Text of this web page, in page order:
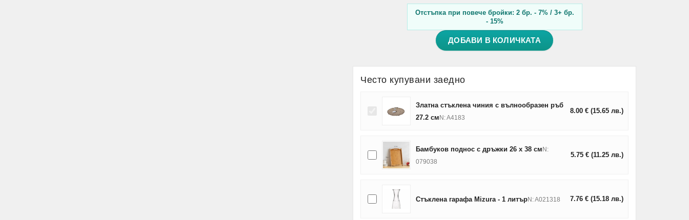
Отстъпка при повече бройки: 2 бр. - 7% / 3+ бр.
- 15%
ДОБАВИ В КОЛИЧКАТА
Често купувани заедно
Златна стъклена чиния с вълнообразен ръб
27.2 см N: A4183
8.00 € (15.65 лв.)
Бамбуков поднос с дръжки 26 x 38 см N:
079038
5.75 € (11.25 лв.)
Стъклена гарафа Mizura - 1 литърN: A021318 7.76 € (15.18 лв.)